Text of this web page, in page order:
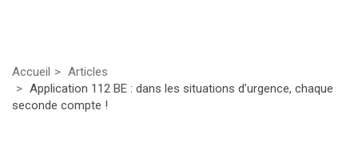
Accueil
Articles
Application 112 BE : dans les situations d’urgence, chaque
seconde compte !